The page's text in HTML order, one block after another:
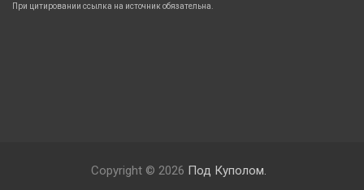
При цитировании ссылка на источник обязательна.
Copyright © 2026 Под Куполом.